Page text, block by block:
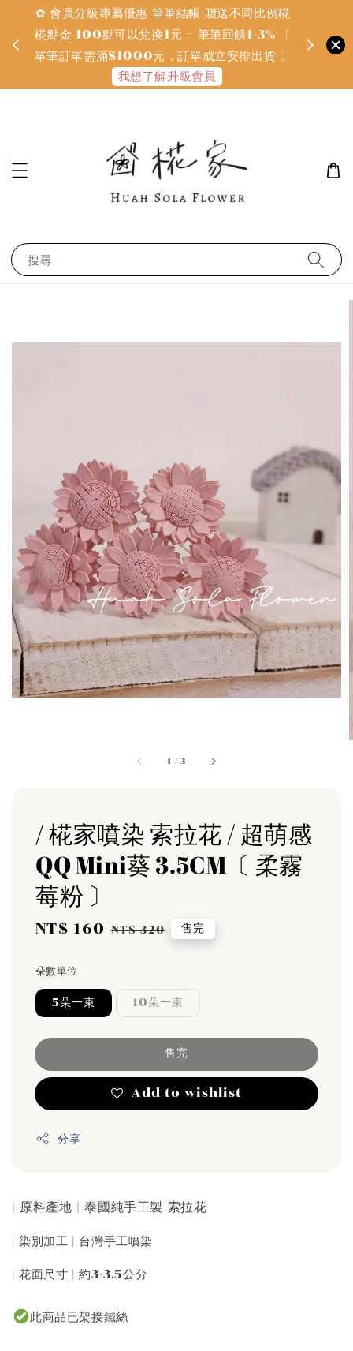
✿ 會員分級專屬優惠 筆筆結帳 贈送不同比例椛
椛點金 100點可以兌換1元 = 筆筆回饋1-3% 〔
單筆訂單需滿$1000元，訂單成立安排出貨 〕
我想了解升級會員
搜尋
1 /3
/ 椛家噴染 索拉花 / 超萌感
QQ Mini葵 3.5CM〔 柔霧
莓粉 〕
Sale
NT$ 160 Regular
NT$ 320 售完
朵數單位
5朵一束 10朵一束
售完
Add to wishlist
分享
| 原料產地 | 泰國純手工製 索拉花
| 染別加工 | 台灣手工噴染
| 花面尺寸 | 約3-3.5公分
此商品已架接鐵絲